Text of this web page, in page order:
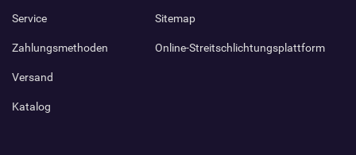
Service
Zahlungsmethoden
Versand
Katalog
Sitemap
Online-Streitschlichtungsplattform